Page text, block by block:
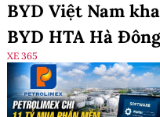
BYD Việt Nam
BYD HTA Hà Đông
XE 365